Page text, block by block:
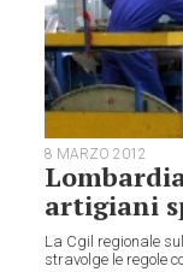
8 MARZO 2012
artigiani
La Cgil regionale
stravolge le regole